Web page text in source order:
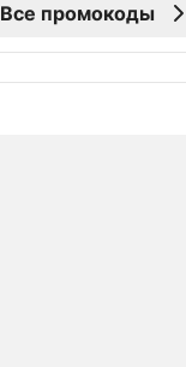
Все промокоды